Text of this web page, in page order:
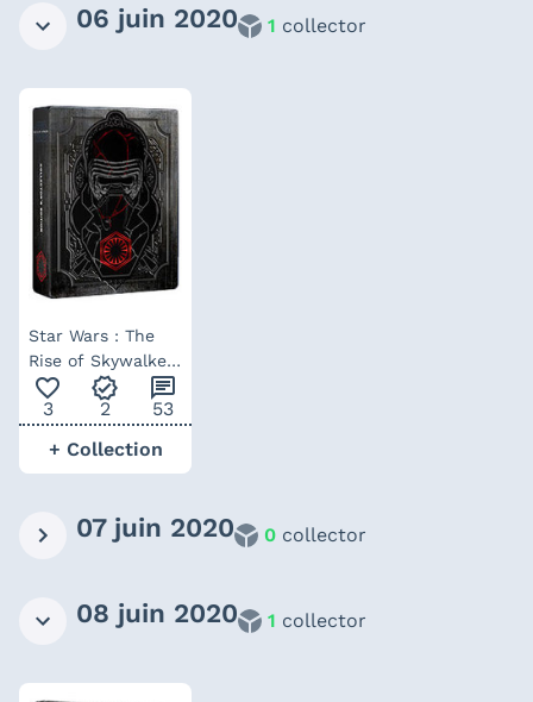
06 juin 2020 1 collector
Star Wars : The
Rise of Skywalker
– steelbook
collector UK Zavvi
favorite_outline
3
verified
2
chat
53
+ Collection
07 juin 2020 0 collector
08 juin 2020 1 collector